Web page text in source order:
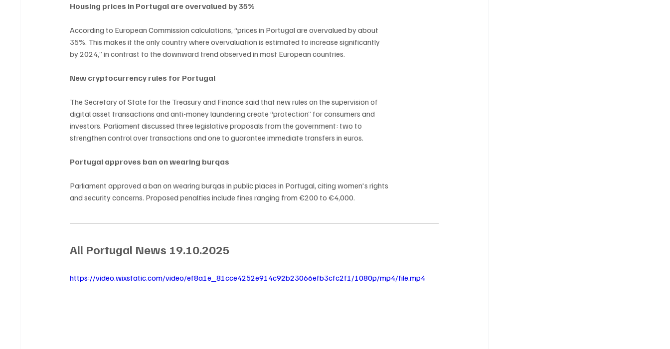
Housing prices in Portugal are overvalued by 35%
According to European Commission calculations, “prices in Portugal are overvalued by about
35%. This makes it the only country where overvaluation is estimated to increase significantly
by 2024,” in contrast to the downward trend observed in most European countries.
New cryptocurrency rules for Portugal
The Secretary of State for the Treasury and Finance said that new rules on the supervision of
digital asset transactions and anti-money laundering create “protection” for consumers and
investors. Parliament discussed three legislative proposals from the government: two to
strengthen control over transactions and one to guarantee immediate transfers in euros.
Portugal approves ban on wearing burqas
Parliament approved a ban on wearing burqas in public places in Portugal, citing women's rights
and security concerns. Proposed penalties include fines ranging from €200 to €4,000.
All Portugal News 19.10.2025
https://video.wixstatic.com/video/ef8a1e_81cce4252e914c92b23066efb3cfc2f1/1080p/mp4/file.mp4